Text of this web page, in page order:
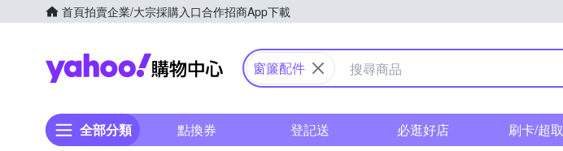
首頁拍賣企業/大宗採購入口合作招商App下載
Yahoo購物中心
窗簾配件
全部分類 點換券 登記送 必逛好店 刷卡/超取